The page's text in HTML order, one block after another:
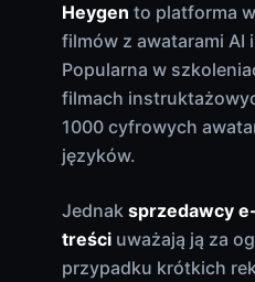
Heygen to platforma
filmów z awatarami AI
Popularna w
filmach
1000 cyfrowych
języków.
Jednak sprzedawcy
treści uważają ją za
przypadku krótkich